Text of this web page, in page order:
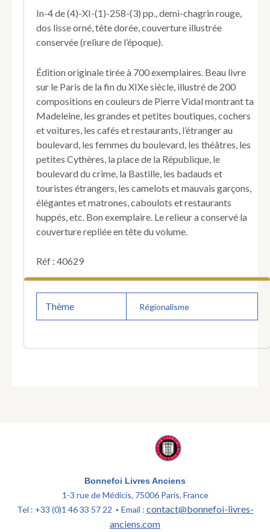
200
dessins
en
Pierre
Vidal
In-4 de (4)-XI-(1)-258-(3) pp., demi-chagrin rouge,
dos lisse orné, tête dorée, couverture illustrée
conservée (reliure de l’époque).
Édition originale tirée à 700 exemplaires. Beau livre
sur le Paris de la fin du XIXe siècle, illustré de 200
compositions en couleurs de Pierre Vidal montrant ta
Madeleine, les grandes et petites boutiques, cochers
et voitures, les cafés et restaurants, l’étranger au
boulevard, les femmes du boulevard, les théâtres, les
petites Cythères, la place de la République, le
boulevard du crime, la Bastille, les badauds et
touristes étrangers, les camelots et mauvais garçons,
élégantes et matrones, caboulots et restaurants
huppés, etc. Bon exemplaire. Le relieur a conservé la
couverture repliée en tête du volume.
Réf : 40629
Thème Régionalisme
Bonnefoi Livres Anciens
1-3 rue de Médicis, 75006 Paris, France
Tel : +33 (0)1 46 33 57 22 • Email : contact@bonnefoi-livres-
anciens.com